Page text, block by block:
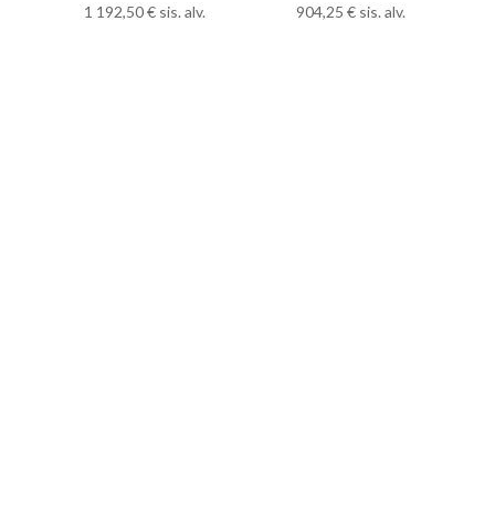
1 192,50€ sis. alv. 904,25 € sis. alv.